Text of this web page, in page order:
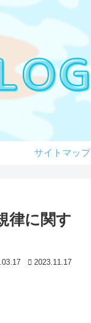
サイトマップ
律に関す
2023.11.17